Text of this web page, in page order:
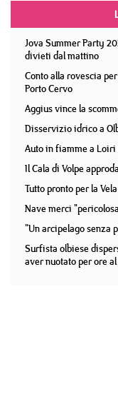
Jova Summer Party
divieti dal mattino
Conto alla rovescia
Porto Cervo
Aggius vince la
Disservizio idrico a
Auto in fiamme a Loiri
Il Cala di Volpe
Tutto pronto per la
Nave merci
"Un arcipelago senza
Surfista olbiese
aver nuotato per ore